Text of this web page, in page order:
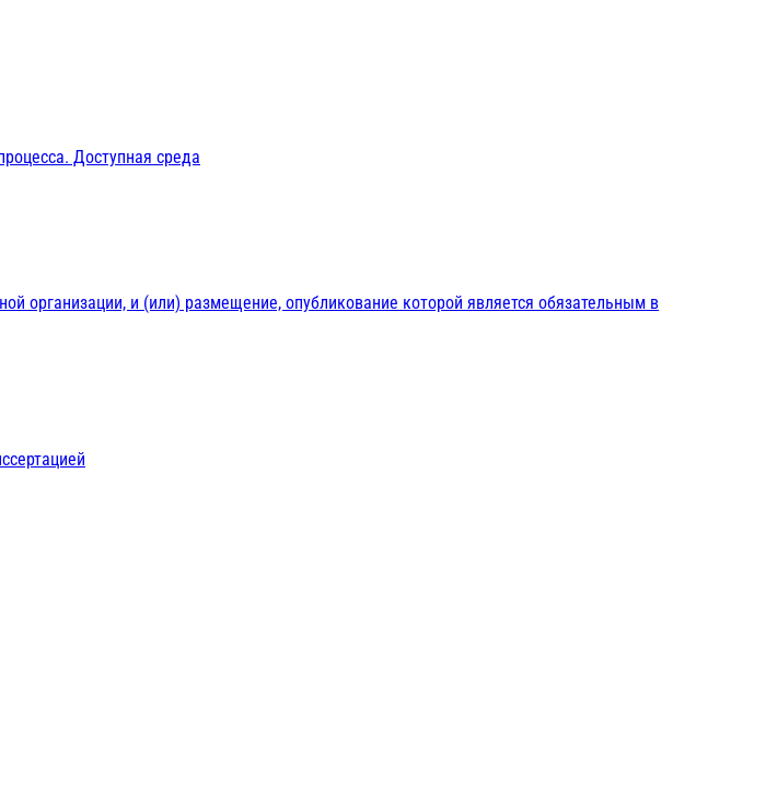
Доступная среда
организации, и (или) размещение, опубликование которой является обязательным в